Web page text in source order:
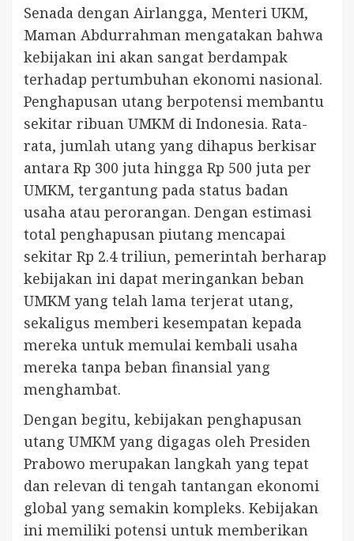
Senada dengan Airlangga, Menteri UKM,
Maman Abdurrahman mengatakan bahwa
kebijakan ini akan sangat berdampak
terhadap pertumbuhan ekonomi nasional.
Penghapusan utang berpotensi membantu
sekitar ribuan UMKM di Indonesia. Rata-
rata, jumlah utang yang dihapus berkisar
antara Rp 300 juta hingga Rp 500 juta per
UMKM, tergantung pada status badan
usaha atau perorangan. Dengan estimasi
total penghapusan piutang mencapai
sekitar Rp 2.4 triliun, pemerintah berharap
kebijakan ini dapat meringankan beban
UMKM yang telah lama terjerat utang,
sekaligus memberi kesempatan kepada
mereka untuk memulai kembali usaha
mereka tanpa beban finansial yang
menghambat.
Dengan begitu, kebijakan penghapusan
utang UMKM yang digagas oleh Presiden
Prabowo merupakan langkah yang tepat
dan relevan di tengah tantangan ekonomi
global yang semakin kompleks. Kebijakan
ini memiliki potensi untuk memberikan